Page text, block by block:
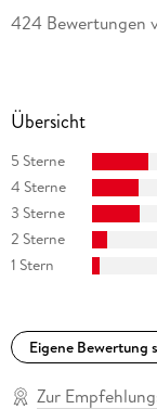
424 Bewertungen
Übersicht
5 Sterne
4 Sterne
3 Sterne
2 Sterne
1 Stern
Eigene Bewertung
Zur